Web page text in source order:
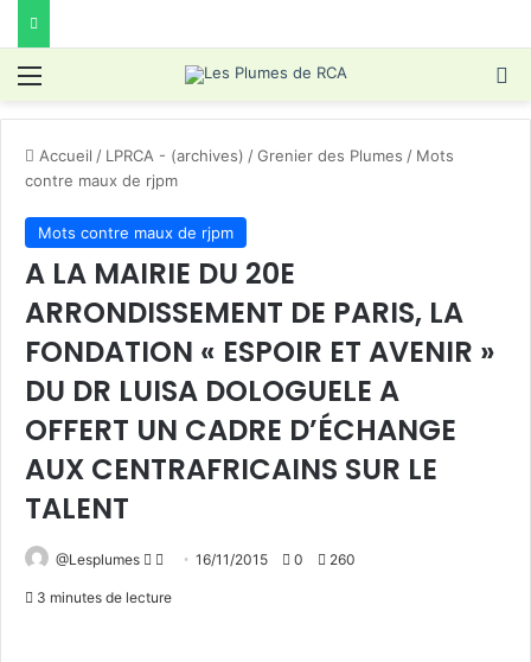
Menu
Accueil / LPRCA - (archives) /Grenier des Plumes / Mots
contre maux de rjpm
Mots contre maux de rjpm
A LA MAIRIE DU 20E
ARRONDISSEMENT DE PARIS, LA
FONDATION « ESPOIR ET AVENIR »
DU DR LUISA DOLOGUELE A
OFFERT UN CADRE D’ÉCHANGE
AUX CENTRAFRICAINS SUR LE
TALENT
@Lesplumes
Follow
Envoyer16/11/2015 0 260
3 minutes de lecture